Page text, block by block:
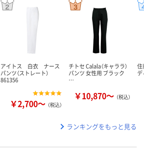
アイトス 白衣 ナース
パンツ（ストレート）
861356
￥2,700～ （税込）
チトセ Calala（キャララ）
パンツ 女性用 ブラック
…
￥10,870～ （税込）
住
ランキングをもっと見る